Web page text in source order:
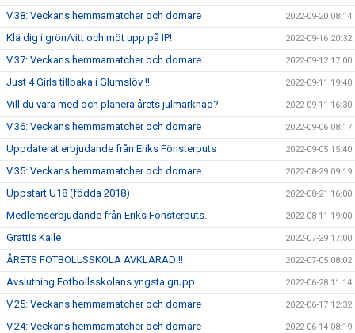
V.38: Veckans hemmamatcher och domare 2022-09-20 08:14
Klä dig i grön/vitt och möt upp på IP! 2022-09-16 20:32
V.37: Veckans hemmamatcher och domare 2022-09-12 17:00
Just 4 Girls tillbaka i Glumslöv !! 2022-09-11 19:40
Vill du vara med och planera årets julmarknad? 2022-09-11 16:30
V.36: Veckans hemmamatcher och domare 2022-09-06 08:17
Uppdaterat erbjudande från Eriks Fönsterputs 2022-09-05 15:40
V.35: Veckans hemmamatcher och domare 2022-08-29 09:19
Uppstart U18 (födda 2018) 2022-08-21 16:00
Medlemserbjudande från Eriks Fönsterputs. 2022-08-11 19:00
Grattis Kalle 2022-07-29 17:00
ÅRETS FOTBOLLSSKOLA AVKLARAD !! 2022-07-05 08:02
Avslutning Fotbollsskolans yngsta grupp 2022-06-28 11:14
V.25: Veckans hemmamatcher och domare 2022-06-17 12:32
V.24: Veckans hemmamatcher och domare 2022-06-14 08:19